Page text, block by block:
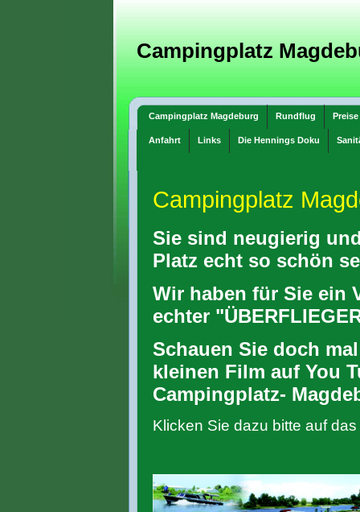
Campingplatz
Campingplatz Magdeburg Rundflug Preise
Anfahrt Links Die Hennings Doku
Campingplatz
Sie sind neugierig
Platz echt so schön
Wir haben für Sie ein
echter
Schauen Sie doch
kleinen Film auf You
Campingplatz-
Klicken Sie dazu bitte auf das